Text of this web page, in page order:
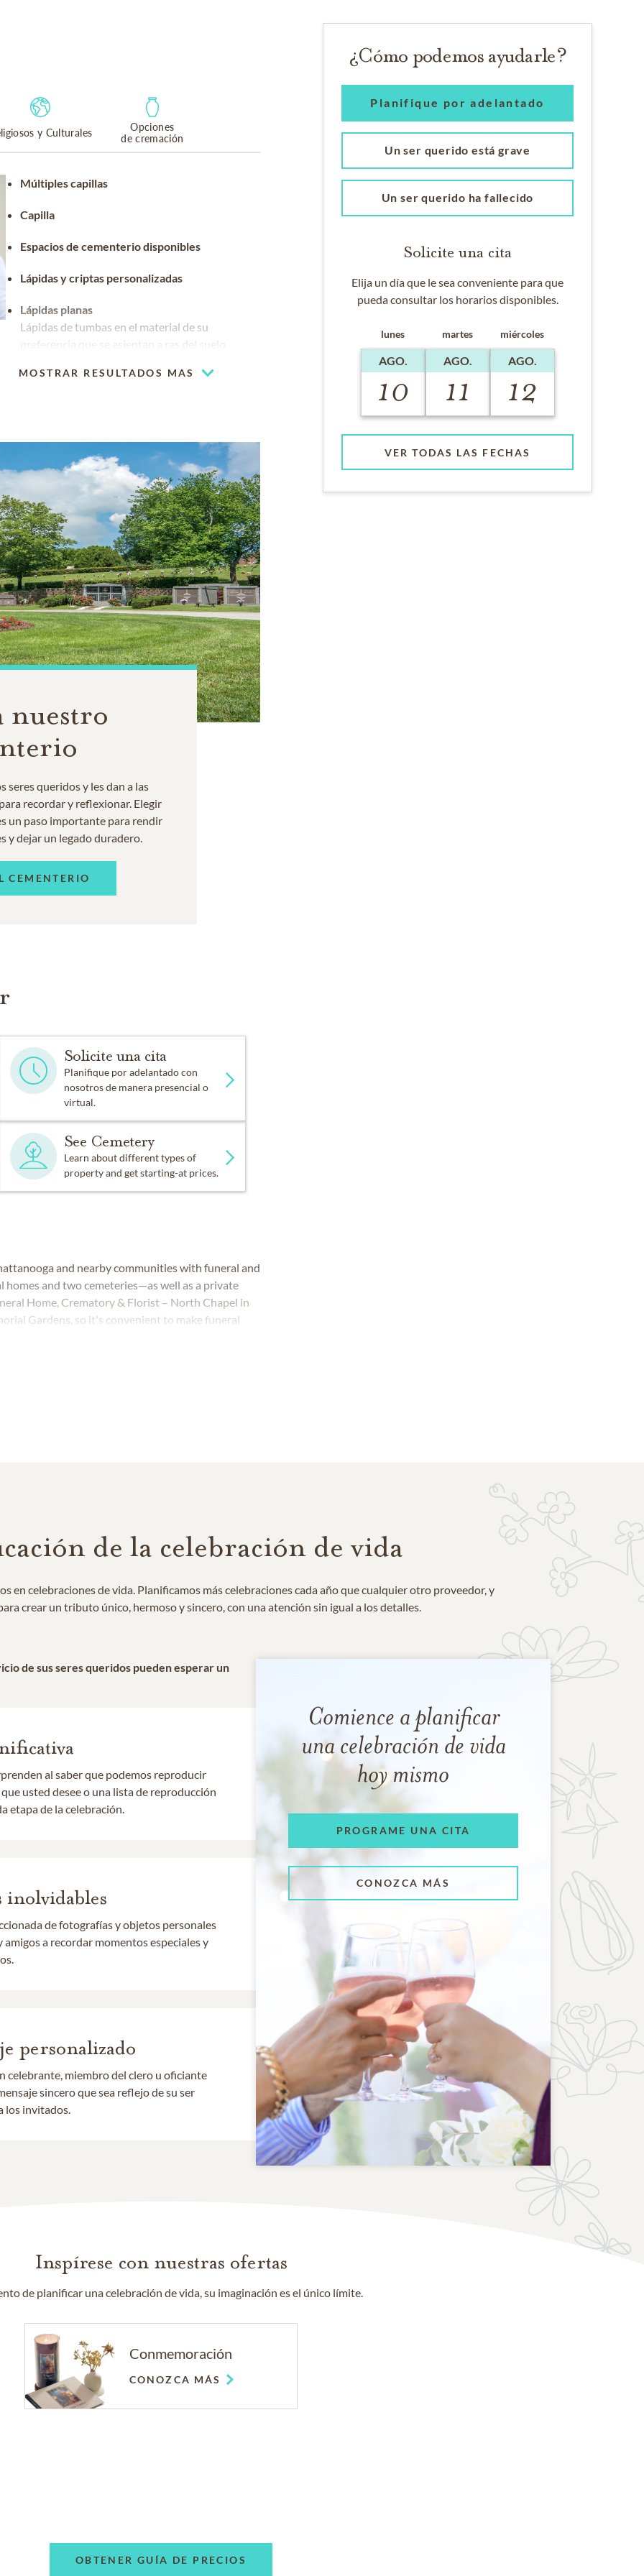
y Culturales
Opciones
de cremación
Múltiples capillas
Capilla
Espacios de cementerio disponibles
Lápidas y criptas personalizadas
Lápidas planas
Lápidas de tumbas en el material de su
preferencia que se asientan a ras del suelo
MOSTRAR RESULTADOS MAS
nuestro
seres queridos y les dan a las
recordar y reflexionar. Elegir
un paso importante para rendir
y dejar un legado duradero.
CEMENTERIO
Solicite una cita
Planifique por adelantado con
nosotros de manera presencial o
virtual.
See Cemetery
Learn about different types of
property and get starting-at prices.
and nearby communities with funeral and
and two cemeteries—as well as a private
Home, Crematory & Florist – North Chapel in
Gardens, so it's convenient to make funeral
¿Cómo podemos ayudarle?
Planifique por adelantado
Un ser querido está grave
Un ser querido ha fallecido
Solicite una cita
Elija un día que le sea conveniente para que
pueda consultar los horarios disponibles.
lunes
AGO.
10
martes
AGO.
11
miércoles
AGO.
12
VER TODAS LAS FECHAS
de la celebración de vida
en celebraciones de vida. Planificamos más celebraciones cada año que cualquier otro proveedor, y
crear un tributo único, hermoso y sincero, con una atención sin igual a los detalles.
de sus seres queridos pueden esperar un
al saber que podemos reproducir
usted desee o una lista de reproducción
etapa de la celebración.
inolvidables
de fotografías y objetos personales
amigos a recordar momentos especiales y
personalizado
celebrante, miembro del clero u oficiante
sincero que sea reflejo de su ser
los invitados.
Comience a planificar
una celebración de vida
hoy mismo
PROGRAME UNA CITA
CONOZCA MÁS
Inspírese con nuestras ofertas
de planificar una celebración de vida, su imaginación es el único límite.
Conmemoración
CONOZCA MÁS
OBTENER GUÍA DE PRECIOS